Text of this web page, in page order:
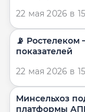
22 мая 2026 в
📡
показателей
22 мая 2026 в
Минсельхоз